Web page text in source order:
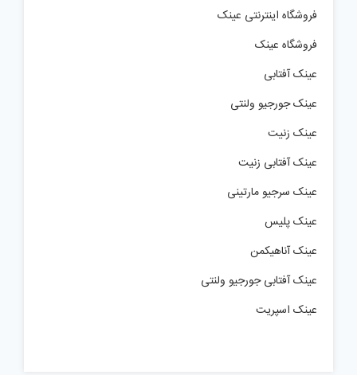
فروشگاه اینترنتی عینک
فروشگاه عینک
عینک آفتابی
عینک جورجیو ولنتی
عینک زنیت
عینک آفتابی زنیت
عینک سرجیو مارتینی
عینک پلیس
عینک آناهیکمن
عینک آفتابی جورجیو ولنتی
عینک اسپریت